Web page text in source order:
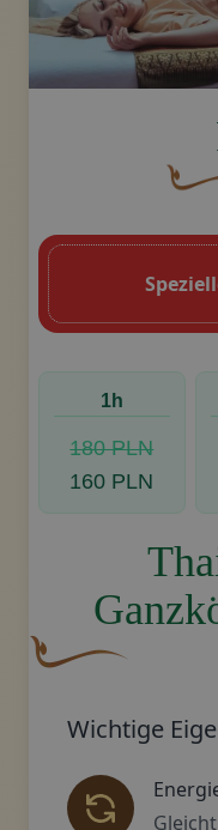
1h
180 PLN
160 PLN
Wichtige